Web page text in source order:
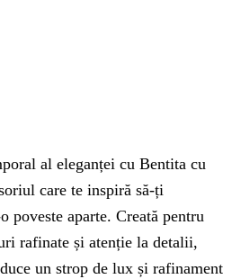
al eleganței cu Bentita cu
care te inspiră să-ți
poveste aparte. Creată pentru
rafinate și atenție la detalii,
un strop de lux și rafinament